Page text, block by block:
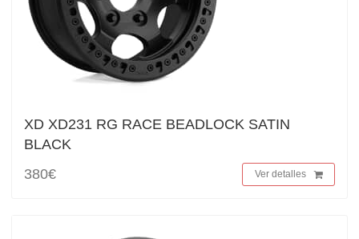
XD XD231 RG RACE BEADLOCK SATIN
BLACK
380€
Ver detalles